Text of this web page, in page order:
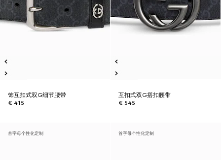
饰互扣式双G细节腰带
€ 415
互扣式双G搭扣腰带
€ 545
首字母个性化定制 首字母个性化定制